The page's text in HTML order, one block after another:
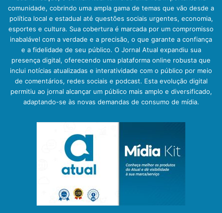
comunidade, cobrindo uma ampla gama de temas que vão desde a
política local e estadual até questões sociais urgentes, economia,
esportes e cultura. Sua cobertura é marcada por um compromisso
inabalável com a verdade e a precisão, o que garante a confiança
e a fidelidade de seu público. O Jornal Atual expandiu sua
presença digital, oferecendo uma plataforma online robusta que
inclui notícias atualizadas e interatividade com o público por meio
de comentários, redes sociais e podcast. Esta evolução digital
permitiu ao jornal alcançar um público mais amplo e diversificado,
adaptando-se às novas demandas de consumo de mídia.